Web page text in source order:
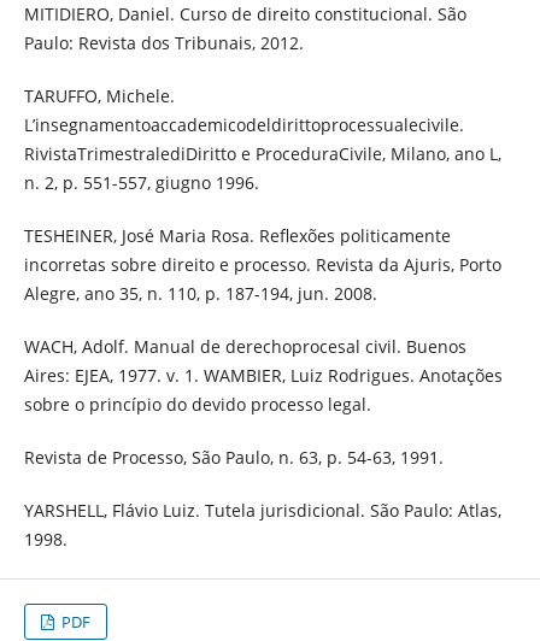
MITIDIERO, Daniel. Curso de direito constitucional. São
Paulo: Revista dos Tribunais, 2012.
TARUFFO, Michele.
L’insegnamentoaccademicodeldirittoprocessualecivile.
RivistaTrimestralediDiritto e ProceduraCivile, Milano, ano L,
n. 2, p. 551-557, giugno 1996.
TESHEINER, José Maria Rosa. Reflexões politicamente
incorretas sobre direito e processo. Revista da Ajuris, Porto
Alegre, ano 35, n. 110, p. 187-194, jun. 2008.
WACH, Adolf. Manual de derechoprocesal civil. Buenos
Aires: EJEA, 1977. v. 1. WAMBIER, Luiz Rodrigues. Anotações
sobre o princípio do devido processo legal.
Revista de Processo, São Paulo, n. 63, p. 54-63, 1991.
YARSHELL, Flávio Luiz. Tutela jurisdicional. São Paulo: Atlas,
1998.
PDF